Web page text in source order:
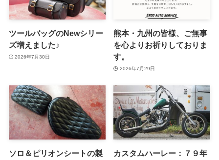
ツールバッグのNewシリー
ズ増えました♪
2026年7月30日
熊本・九州の皆様、ご無事
を心よりお祈りしておりま
す。
2026年7月29日
ソロ＆ピリオンシートの製
カスタムハーレー：７９年